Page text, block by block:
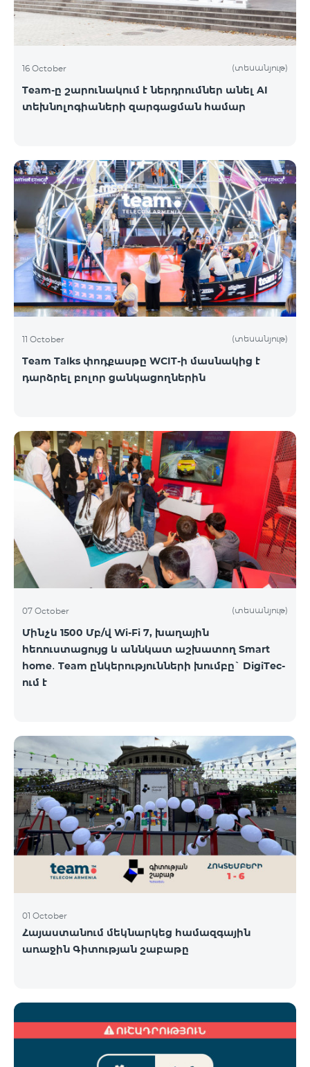
16 October (տեսանյութ)
Team-ը շարունակում է ներդրումներ անել AI
տեխնոլոգիաների զարգացման համար
11 October (տեսանյութ)
Team Talks փոդքասթը WCIT-ի մասնակից է
դարձրել բոլոր ցանկացողներին
07 October (տեսանյութ)
Մինչև 1500 Մբ/վ Wi-Fi 7, խաղային
հեռուստացույց և աննկատ աշխատող Smart
home․ Team ընկերությունների խումբը` DigiTec-
ում է
01 October
Հայաստանում մեկնարկեց համազգային
առաջին Գիտության շաբաթը